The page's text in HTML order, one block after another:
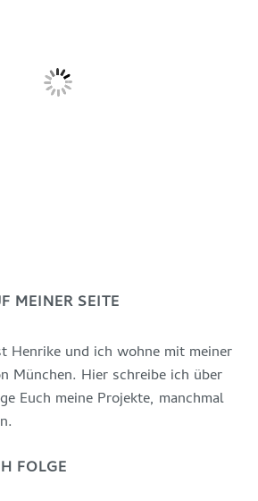
MEINER SEITE
Henrike und ich wohne mit meiner
München. Hier schreibe ich über
Euch meine Projekte, manchmal
FOLGE